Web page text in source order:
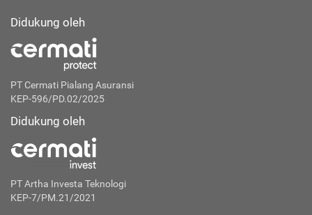
Didukung oleh
PT Cermati Pialang Asuransi
KEP-596/PD.02/2025
Didukung oleh
PT Artha Investa Teknologi
KEP-7/PM.21/2021